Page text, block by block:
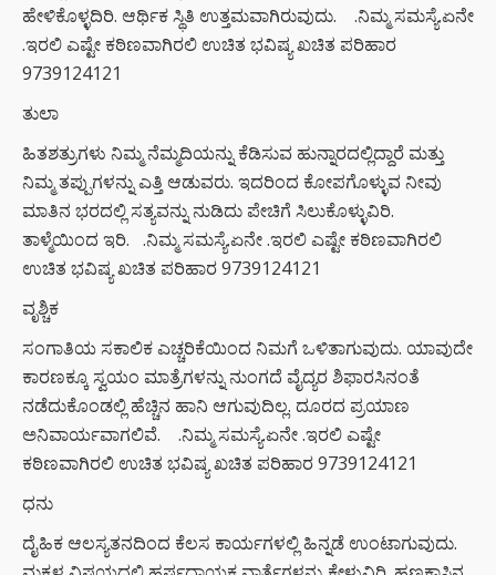
ಹೇಳಿಕೊಳ್ಳದಿರಿ. ಆರ್ಥಿಕ ಸ್ಥಿತಿ ಉತ್ತಮವಾಗಿರುವುದು. .ನಿಮ್ಮ ಸಮಸ್ಯೆ.ಏನೇ
.ಇರಲಿ ಎಷ್ಟೇ ಕಠಿಣವಾಗಿರಲಿ ಉಚಿತ ಭವಿಷ್ಯ ಖಚಿತ ಪರಿಹಾರ
9739124121
ತುಲಾ
ಹಿತಶತ್ರುಗಳು ನಿಮ್ಮ ನೆಮ್ಮದಿಯನ್ನು ಕೆಡಿಸುವ ಹುನ್ನಾರದಲ್ಲಿದ್ದಾರೆ ಮತ್ತು
ನಿಮ್ಮ ತಪ್ಪುಗಳನ್ನು ಎತ್ತಿ ಆಡುವರು. ಇದರಿಂದ ಕೋಪಗೊಳ್ಳುವ ನೀವು
ಮಾತಿನ ಭರದಲ್ಲಿ ಸತ್ಯವನ್ನು ನುಡಿದು ಪೇಚಿಗೆ ಸಿಲುಕೊಳ್ಳುವಿರಿ.
ತಾಳ್ಮೆಯಿಂದ ಇರಿ. .ನಿಮ್ಮ ಸಮಸ್ಯೆ.ಏನೇ .ಇರಲಿ ಎಷ್ಟೇ ಕಠಿಣವಾಗಿರಲಿ
ಉಚಿತ ಭವಿಷ್ಯ ಖಚಿತ ಪರಿಹಾರ 9739124121
ವೃಶ್ಚಿಕ
ಸಂಗಾತಿಯ ಸಕಾಲಿಕ ಎಚ್ಚರಿಕೆಯಿಂದ ನಿಮಗೆ ಒಳಿತಾಗುವುದು. ಯಾವುದೇ
ಕಾರಣಕ್ಕೂ ಸ್ವಯಂ ಮಾತ್ರೆಗಳನ್ನು ನುಂಗದೆ ವೈದ್ಯರ ಶಿಫಾರಸಿನಂತೆ
ನಡೆದುಕೊಂಡಲ್ಲಿ ಹೆಚ್ಚಿನ ಹಾನಿ ಆಗುವುದಿಲ್ಲ. ದೂರದ ಪ್ರಯಾಣ
ಅನಿವಾರ್ಯವಾಗಲಿವೆ. .ನಿಮ್ಮ ಸಮಸ್ಯೆ.ಏನೇ .ಇರಲಿ ಎಷ್ಟೇ
ಕಠಿಣವಾಗಿರಲಿ ಉಚಿತ ಭವಿಷ್ಯ ಖಚಿತ ಪರಿಹಾರ 9739124121
ಧನು
ದೈಹಿಕ ಆಲಸ್ಯತನದಿಂದ ಕೆಲಸ ಕಾರ್ಯಗಳಲ್ಲಿ ಹಿನ್ನಡೆ ಉಂಟಾಗುವುದು.